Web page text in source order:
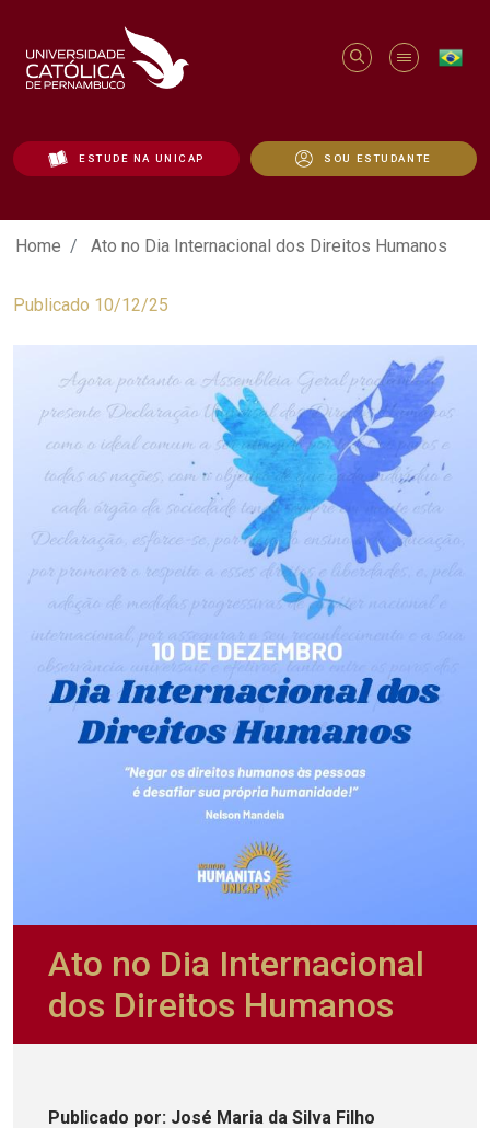
ESTUDE NA UNICAP SOU ESTUDANTE
Ato no Dia Internacional dos Direitos
Home Ato no Dia Internacional dos Direitos Humanos
Publicado 10/12/25
Ato no Dia Internacional
dos Direitos Humanos
Publicado por: José Maria da Silva Filho